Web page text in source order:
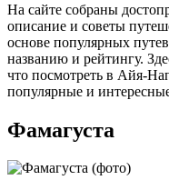
На сайте собраны
описание и советы
основе популярных
названию и рейтингу.
что посмотреть в Айя-
популярные и
Фамагуста